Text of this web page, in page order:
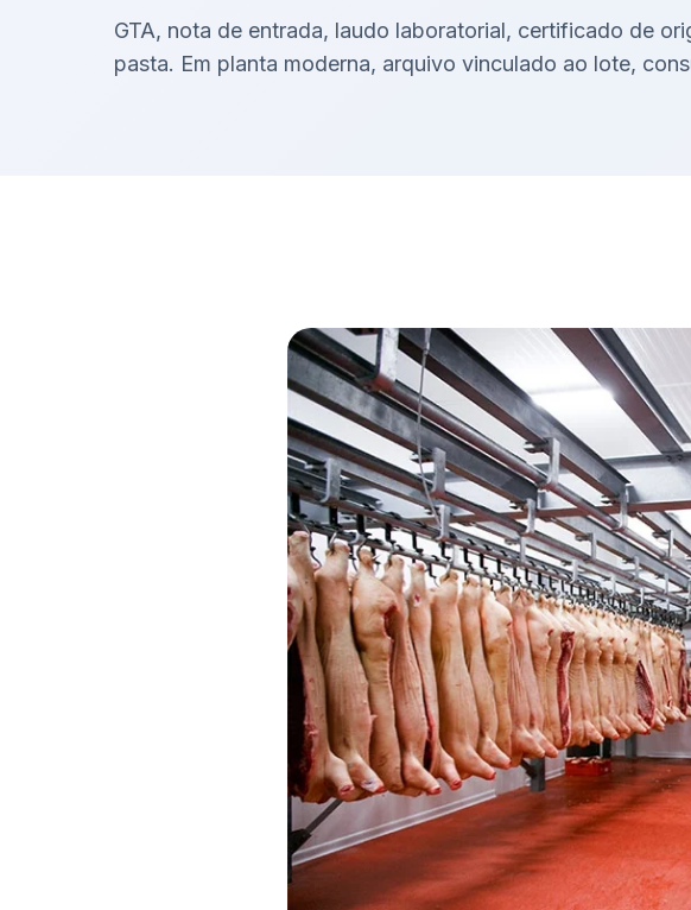
GTA, nota de entrada, laudo laboratorial, certificado de
pasta. Em planta moderna, arquivo vinculado ao lote,